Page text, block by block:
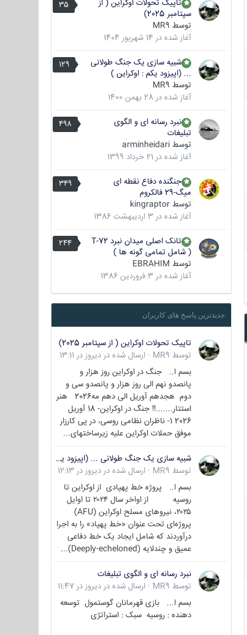
35
تاپیک تحولات اوکراین ( از
سپتامبر 2025)
توسط MR9
آغاز شده در 14 شهریور 1404
129
شبیه سازی یک جنگ طولانی
... (اپیزود یکم : اوکراین )
توسط MR9
آغاز شده در 28 بهمن 1400
498
نبرد رسانه ای و الگوی
تبلیغات
توسط arminheidari
آغاز شده در 21 خرداد 1399
349
جنگنده دفاع نقطه ای
میگ-29 فالکروم
توسط kingraptor
آغاز شده در 3 اردیبهشت 1386
244
تانک اصلی میدان نبرد T-72
( شامل تمامی گونه ها )
توسط EBRAHIM
آغاز شده در 3 فروردین 1386
جدیدترین پاسخ های کاربران
تاپیک تحولات اوکراین ( از سپتامبر 2025)
توسط MR9
· ارسال شده در دیروز در 13:11
بسم ا.. جنگ در اوکراین روز هزار و
پانصدو نهم الی روز هزار و پانصدو سی و
دوم هجدهم آوریل الی دهم مه2026 هنر
استتار.......!! جنگ در اوکراین- 18 آوریل
2026 1- ناظران نظامی روسی، در پی کارزار
موفق حملات اوکراین علیه زیرساختهای...
شبیه سازی یک جنگ طولانی ... (اپیزود یکم : اوکراین )
توسط MR9
· ارسال شده در دیروز در 12:13
بسم ا.. پروژه خط پهپادی از اوکراین تا
روسیه از اواخر سال ۲۰۲۴ تا اوایل
۲۰۲۵، نیروهای مسلح اوکراین (AFU)
پروژه‌ای تحت عنوان «خط پهپاد» را به اجرا
درآوردند که شامل ایجاد یک خط دفاعی
عمیق و چندلایه (Deeply-echeloned)...
نبرد رسانه ای و الگوی تبلیغات
توسط MR9
· ارسال شده در دیروز در 11:47
بسم ا... بازی قهرمانان گوستمول توسعه
دهنده : روسیه سبک : استراتژی